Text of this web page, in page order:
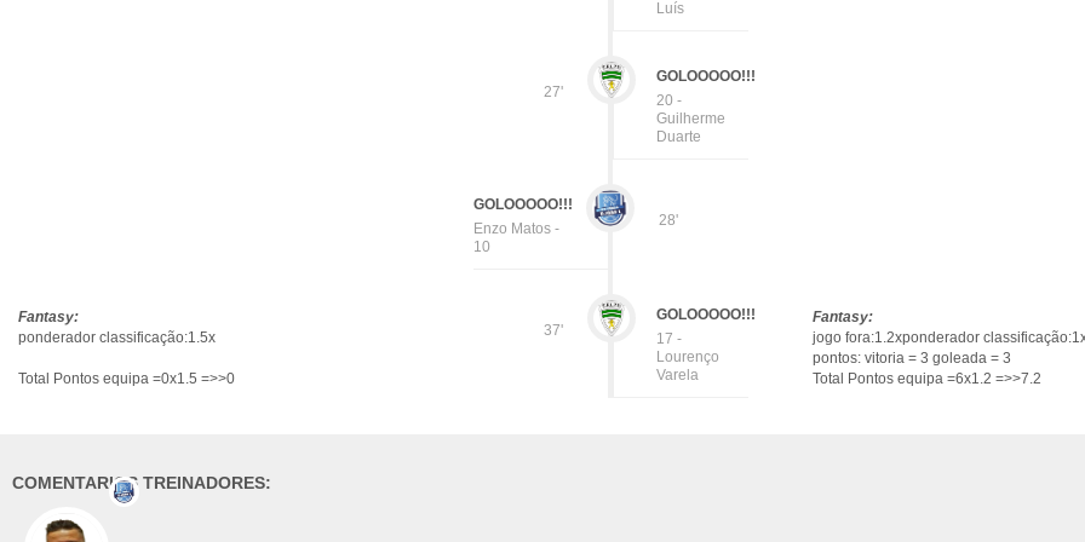
Luís
27'
GOLOOOOO!!!
20 -
Guilherme
Duarte
28'
GOLOOOOO!!!
Enzo Matos -
10
37'
GOLOOOOO!!!
17 -
Lourenço
Varela
Fantasy:
ponderador classificação:1.5x
Total Pontos equipa =0x1.5 =>>0
Fantasy:
jogo fora:1.2xponderador
pontos: vitoria = 3 goleada = 3
Total Pontos equipa =6x1.2 =>>7.2
COMENTARIOS TREINADORES: